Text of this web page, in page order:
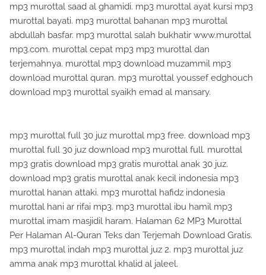
mp3 murottal saad al ghamidi. mp3 murottal ayat kursi mp3
murottal bayati. mp3 murottal bahanan mp3 murottal
abdullah basfar. mp3 murottal salah bukhatir www.murottal
mp3.com. murottal cepat mp3 mp3 murottal dan
terjemahnya. murottal mp3 download muzammil mp3
download murottal quran. mp3 murottal youssef edghouch
download mp3 murottal syaikh emad al mansary.
mp3 murottal full 30 juz murottal mp3 free. download mp3
murottal full 30 juz download mp3 murottal full. murottal
mp3 gratis download mp3 gratis murottal anak 30 juz.
download mp3 gratis murottal anak kecil indonesia mp3
murottal hanan attaki. mp3 murottal hafidz indonesia
murottal hani ar rifai mp3. mp3 murottal ibu hamil mp3
murottal imam masjidil haram. Halaman 62 MP3 Murottal
Per Halaman Al-Quran Teks dan Terjemah Download Gratis.
mp3 murottal indah mp3 murottal juz 2. mp3 murottal juz
amma anak mp3 murottal khalid al jaleel.